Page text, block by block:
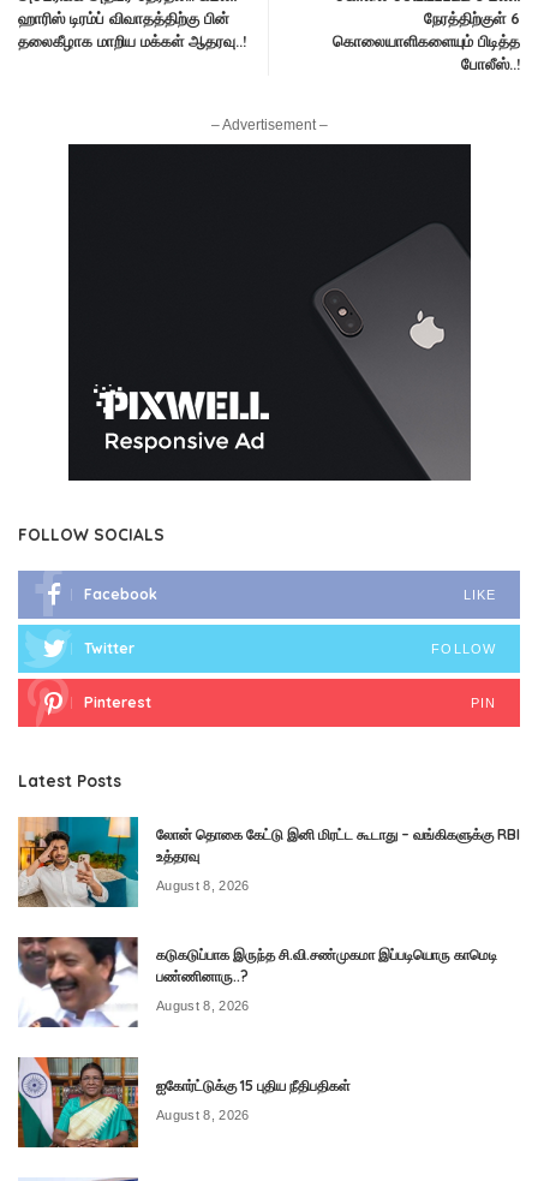
ஹாரிஸ் டிரம்ப் விவாதத்திற்கு பின்
தலைகீழாக மாறிய மக்கள் ஆதரவு..!
நேரத்திற்குள் 6
கொலையாளிகளையும் பிடித்த
போலீஸ்..!
– Advertisement –
FOLLOW SOCIALS
Facebook LIKE
Twitter FOLLOW
Pinterest PIN
Latest Posts
லோன் தொகை கேட்டு இனி மிரட்ட கூடாது – வங்கிகளுக்கு RBI
உத்தரவு
August 8, 2026
கடுகடுப்பாக இருந்த சி.வி.சண்முகமா இப்படியொரு காமெடி
பண்ணினாரு..?
August 8, 2026
ஐகோர்ட்டுக்கு 15 புதிய நீதிபதிகள்
August 8, 2026